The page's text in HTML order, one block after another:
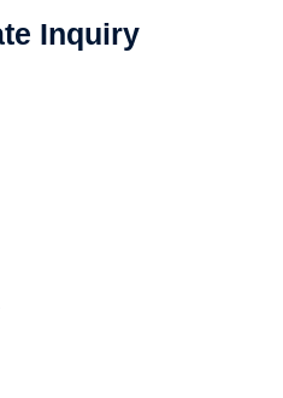
Inquiry